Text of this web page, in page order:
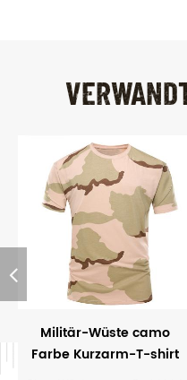
Militär-Wüste camo
Farbe Kurzarm-T-shirt